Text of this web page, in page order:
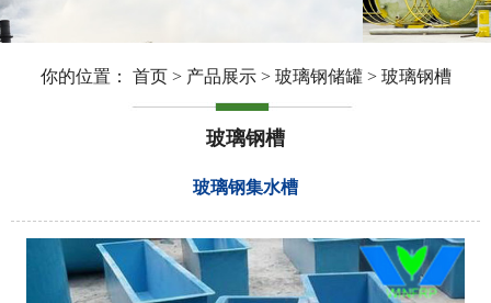
你的位置： 首页> 产品展示> 玻璃钢储罐> 玻璃钢槽
玻璃钢槽
玻璃钢集水槽